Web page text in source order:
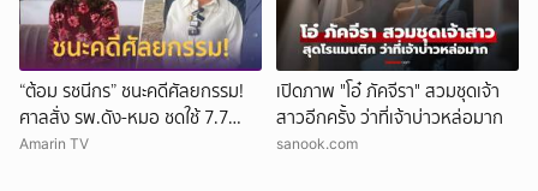
“ต้อม รชนีกร” ชนะคดีศัลยกรรม!
ศาลสั่ง รพ.ดัง-หมอ ชดใช้ 7.7
ล้าน
Amarin TV
เปิดภาพ "โอ๋ ภัคจีรา" สวมชุดเจ้า
สาวอีกครั้ง ว่าที่เจ้าบ่าวหล่อมาก
sanook.com